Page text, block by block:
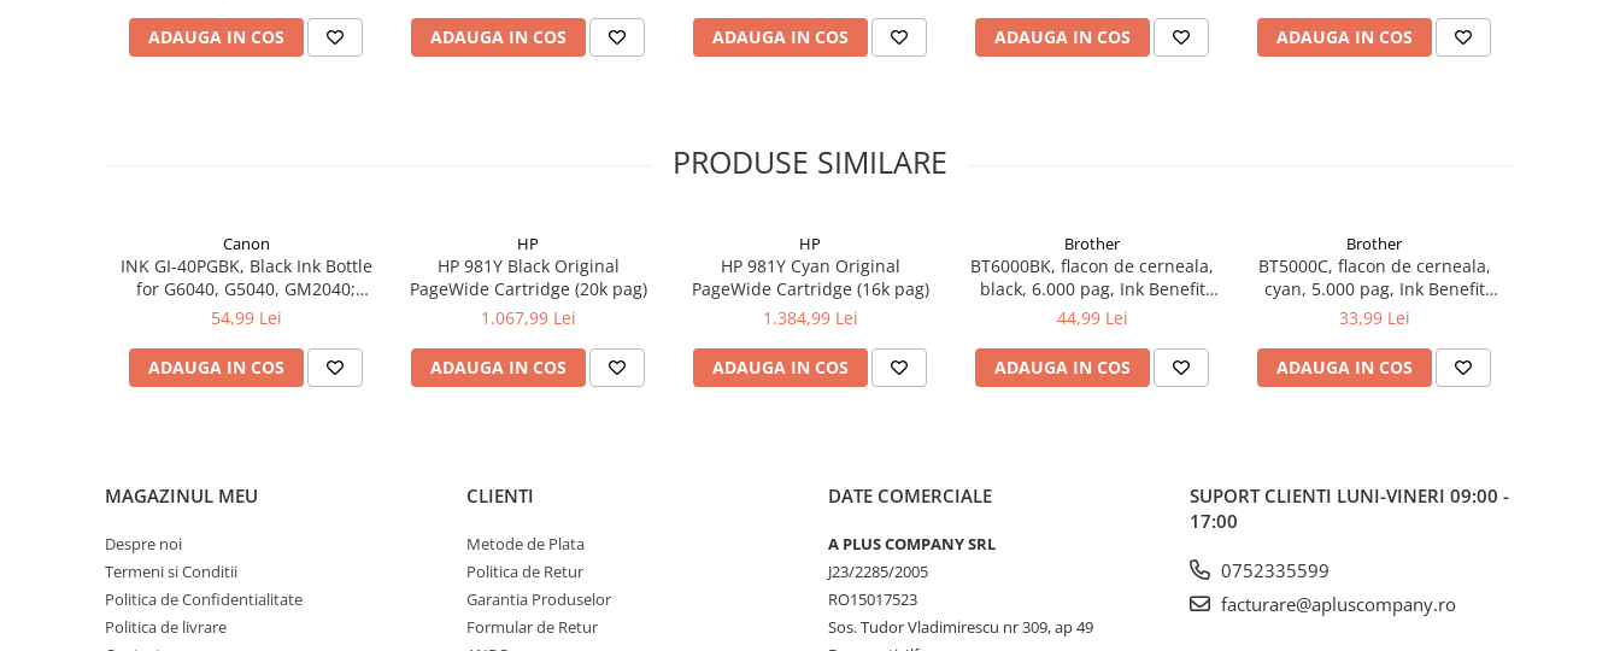
ADAUGA IN COS ADAUGA IN COS ADAUGA IN COS ADAUGA IN COS ADAUGA IN COS
PRODUSE SIMILARE
Canon
INK GI-40PGBK, Black Ink Bottle
for G6040, G5040, GM2040;
6.000 pag
54,99 Lei
ADAUGA IN COS
HP
HP 981Y Black Original
PageWide Cartridge (20k pag)
1.067,99 Lei
ADAUGA IN COS
HP
HP 981Y Cyan Original
PageWide Cartridge (16k pag)
1.384,99 Lei
ADAUGA IN COS
Brother
BT6000BK, flacon de cerneala,
black, 6.000 pag, Ink Benefit
DCP-T300/T500W/T700W
44,99 Lei
ADAUGA IN COS
Brother
BT5000C, flacon de cerneala,
cyan, 5.000 pag, Ink Benefit
DCP-T300/T500W/T700W
33,99 Lei
ADAUGA IN COS
MAGAZINUL MEU
Despre noi
Termeni si Conditii
Politica de Confidentialitate
Politica de livrare
CLIENTI
Metode de Plata
Politica de Retur
Garantia Produselor
Formular de Retur
DATE COMERCIALE
A PLUS COMPANY SRL
J23/2285/2005
RO15017523
Sos. Tudor Vladimirescu nr 309, ap 49
SUPORT CLIENTI LUNI-VINERI 09:00 -
17:00
0752335599
facturare@apluscompany.ro